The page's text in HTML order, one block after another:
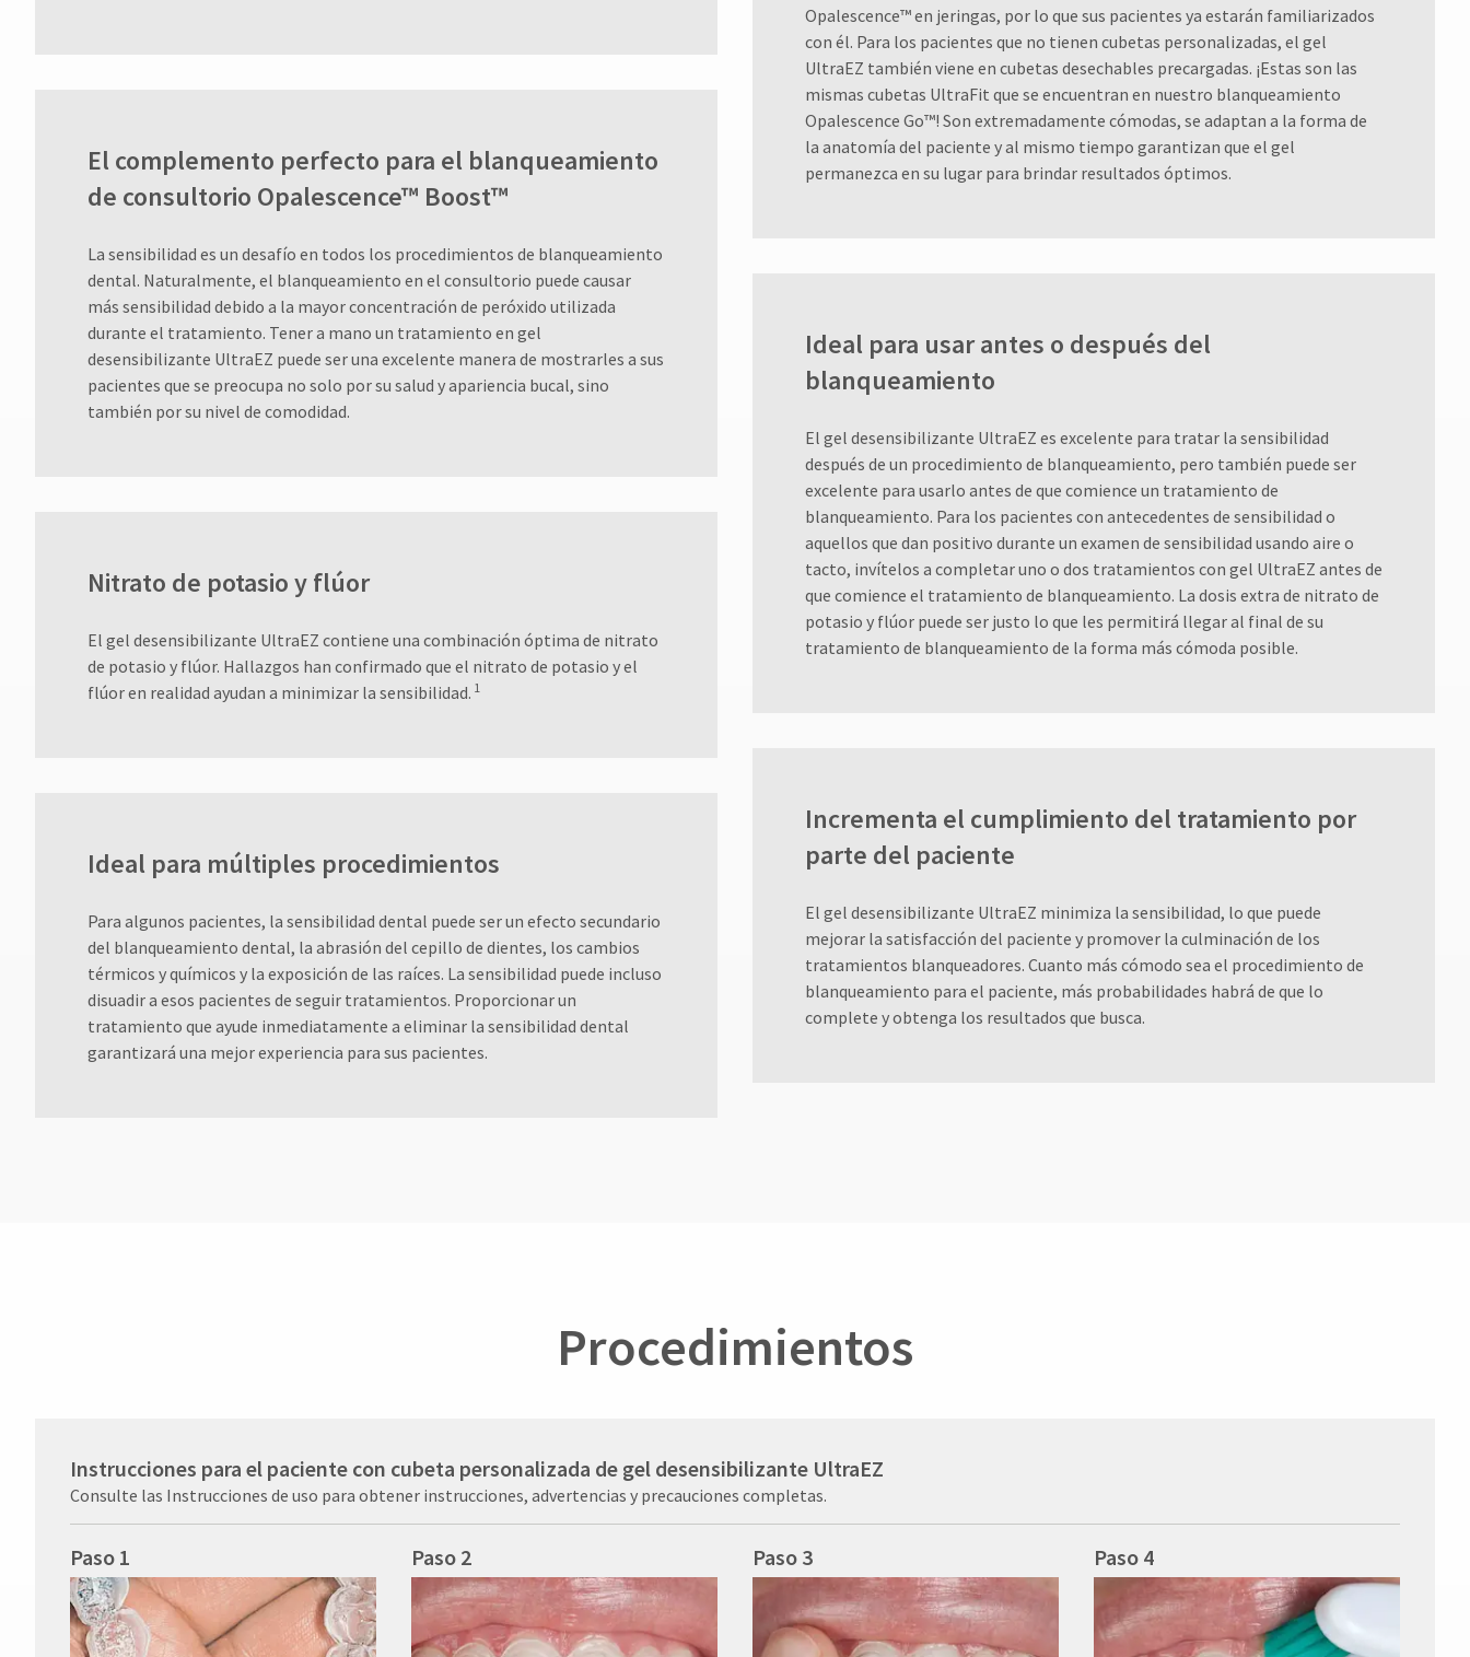
El complemento perfecto para el blanqueamiento
de consultorio Opalescence™ Boost™
La sensibilidad es un desafío en todos los procedimientos de blanqueamiento
dental. Naturalmente, el blanqueamiento en el consultorio puede causar
más sensibilidad debido a la mayor concentración de peróxido utilizada
durante el tratamiento. Tener a mano un tratamiento en gel
desensibilizante UltraEZ puede ser una excelente manera de mostrarles a sus
pacientes que se preocupa no solo por su salud y apariencia bucal, sino
también por su nivel de comodidad.
Nitrato de potasio y flúor
El gel desensibilizante UltraEZ contiene una combinación óptima de nitrato
de potasio y flúor. Hallazgos han confirmado que el nitrato de potasio y el
flúor en realidad ayudan a minimizar la sensibilidad. 1
Ideal para múltiples procedimientos
Para algunos pacientes, la sensibilidad dental puede ser un efecto secundario
del blanqueamiento dental, la abrasión del cepillo de dientes, los cambios
térmicos y químicos y la exposición de las raíces. La sensibilidad puede incluso
disuadir a esos pacientes de seguir tratamientos. Proporcionar un
tratamiento que ayude inmediatamente a eliminar la sensibilidad dental
garantizará una mejor experiencia para sus pacientes.
Opalescence™ en jeringas, por lo que sus pacientes ya estarán familiarizados
con él. Para los pacientes que no tienen cubetas personalizadas, el gel
UltraEZ también viene en cubetas desechables precargadas. ¡Estas son las
mismas cubetas UltraFit que se encuentran en nuestro blanqueamiento
Opalescence Go™! Son extremadamente cómodas, se adaptan a la forma de
la anatomía del paciente y al mismo tiempo garantizan que el gel
permanezca en su lugar para brindar resultados óptimos.
Ideal para usar antes o después del
blanqueamiento
El gel desensibilizante UltraEZ es excelente para tratar la sensibilidad
después de un procedimiento de blanqueamiento, pero también puede ser
excelente para usarlo antes de que comience un tratamiento de
blanqueamiento. Para los pacientes con antecedentes de sensibilidad o
aquellos que dan positivo durante un examen de sensibilidad usando aire o
tacto, invítelos a completar uno o dos tratamientos con gel UltraEZ antes de
que comience el tratamiento de blanqueamiento. La dosis extra de nitrato de
potasio y flúor puede ser justo lo que les permitirá llegar al final de su
tratamiento de blanqueamiento de la forma más cómoda posible.
Incrementa el cumplimiento del tratamiento por
parte del paciente
El gel desensibilizante UltraEZ minimiza la sensibilidad, lo que puede
mejorar la satisfacción del paciente y promover la culminación de los
tratamientos blanqueadores. Cuanto más cómodo sea el procedimiento de
blanqueamiento para el paciente, más probabilidades habrá de que lo
complete y obtenga los resultados que busca.
Procedimientos
Instrucciones para el paciente con cubeta personalizada de gel desensibilizante UltraEZ
Consulte las Instrucciones de uso para obtener instrucciones, advertencias y precauciones completas.
Paso 1 Paso 2 Paso 3 Paso 4